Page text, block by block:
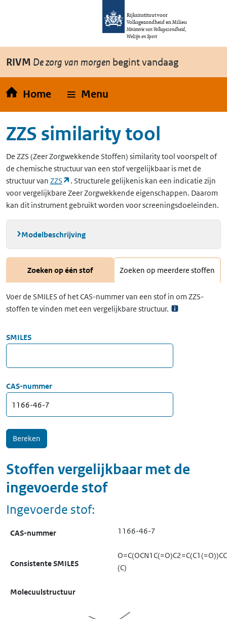
Overslaan en naar de inhoud gaan
Rijksinstituut voor
Volksgezondheid en Milieu
Ministerie van Volksgezondheid,
Welzijn en Sport
RIVM De zorg van morgen begint vandaag
Home Menu
ZZS similarity tool
De ZZS (Zeer Zorgwekkende Stoffen) similarity tool voorspelt of
de chemische structuur van een stof vergelijkbaar is met de
structuur van ZZS (opent in een nieuw tabblad)
. Structurele gelijkenis kan een indicatie zijn
voor vergelijkbare Zeer Zorgwekkende eigenschappen. Daarom
kan dit instrument gebruikt worden voor screeningsdoeleinden.
Modelbeschrijving
Zoeken op één stof Zoeken op meerdere stoffen
Voer de SMILES of het CAS-nummer van een stof in om ZZS-
stoffen te vinden met een vergelijkbare structuur.
SMILES
CAS-nummer
Stoffen vergelijkbaar met de
ingevoerde stof
Ingevoerde stof:
CAS-nummer 1166-46-7
Consistente SMILES
(C)
Molecuulstructuur